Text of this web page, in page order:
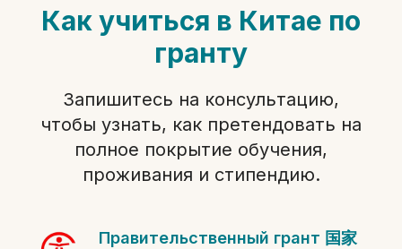
Как учиться в Китае по
гранту
Запишитесь на консультацию,
чтобы узнать, как претендовать на
полное покрытие обучения,
проживания и стипендию.
Правительственный грант 国家